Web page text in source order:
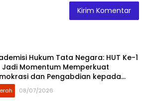
Hukum Tata Negara: HUT Ke-1
Jadi Momentum Memperkuat
dan Pengabdian kepada
08/07/2026